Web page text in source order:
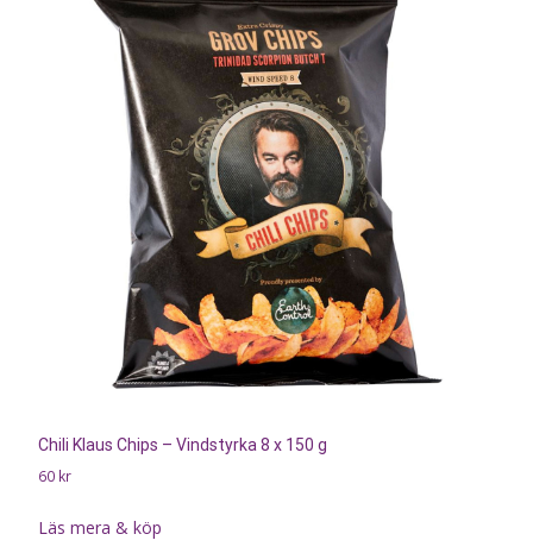
Chili Klaus Chips – Vindstyrka 8 x 150 g
60 kr
Läs mera & köp